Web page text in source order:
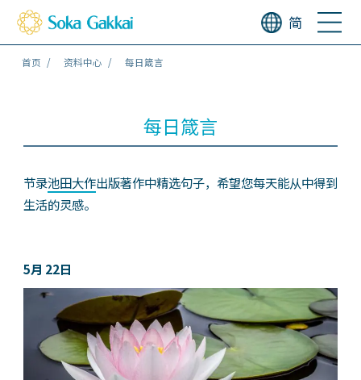
简
首页 资料中心 每日箴言
每日箴言
节录池田大作出版著作中精选句子，希望您每天能从中得到
生活的灵感。
5月 22日